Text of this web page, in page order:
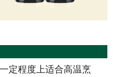
定程度上适合高温烹